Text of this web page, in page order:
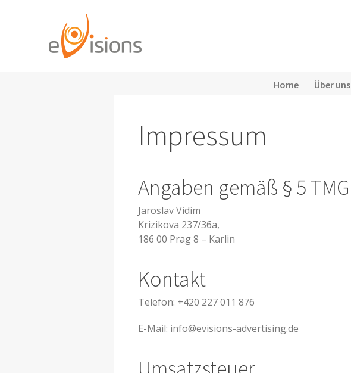
Home Über uns
Impressum
Angaben gemäß § 5 TMG
Jaroslav Vidim
Krizikova 237/36a,
186 00 Prag 8 – Karlin
Kontakt
Telefon: +420 227 011 876
E-Mail: info@evisions-advertising.de